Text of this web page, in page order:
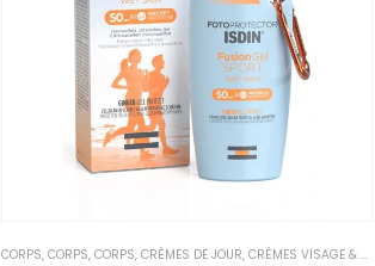
CORPS, CORPS, CORPS, CRÈMES DE JOUR, CRÈMES VISAGE & CORPS